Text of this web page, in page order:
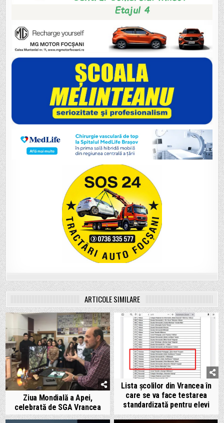
ARTICOLE SIMILARE
Ziua Mondială a Apei,
celebrată de SGA Vrancea
Lista școlilor din Vrancea în
care se va face testarea
standardizată pentru elevi